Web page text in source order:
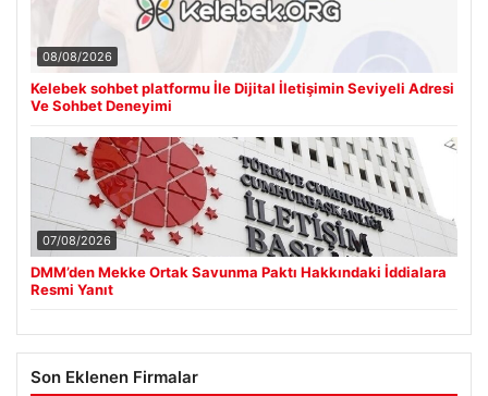
08/08/2026
Kelebek sohbet platformu İle Dijital İletişimin Seviyeli Adresi
Ve Sohbet Deneyimi
07/08/2026
DMM’den Mekke Ortak Savunma Paktı Hakkındaki İddialara
Resmi Yanıt
Son Eklenen Firmalar